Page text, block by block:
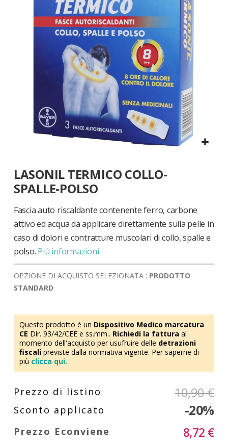
immagini
all'inizio
della
galleria
di
immagini
LASONIL TERMICO COLLO-
SPALLE-POLSO
Fascia auto riscaldante contenente ferro, carbone
attivo ed acqua da applicare direttamente sulla pelle in
caso di dolori e contratture muscolari di collo, spalle e
polso. Più informazioni
OPZIONE DI ACQUISTO SELEZIONATA : PRODOTTO
STANDARD
Questo prodotto è un Dispositivo Medico marcatura
CE Dir. 93/42/CEE e ss.mm.. Richiedi la fattura al
momento dell'acquisto per usufruire delle detrazioni
fiscalipreviste dalla normativa vigente. Per saperne di
più clicca qui.
10,90 €
-20%
8,72 €